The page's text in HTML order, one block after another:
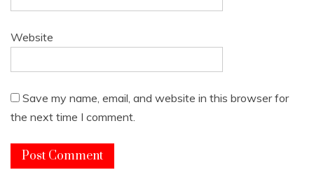
Website
Save my name, email, and website in this browser for
the next time I comment.